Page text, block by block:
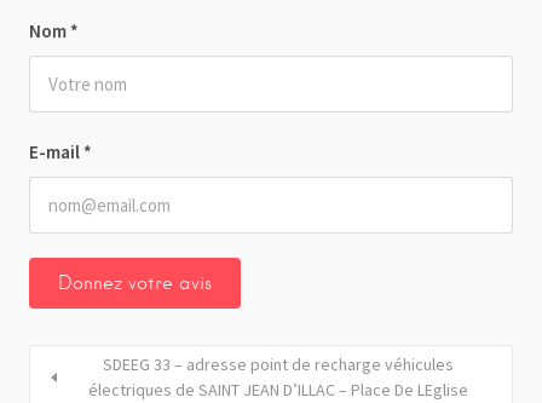
Nom *
E-mail *
SDEEG 33 – adresse point de recharge véhicules
électriques de SAINT JEAN D’ILLAC – Place De LEglise